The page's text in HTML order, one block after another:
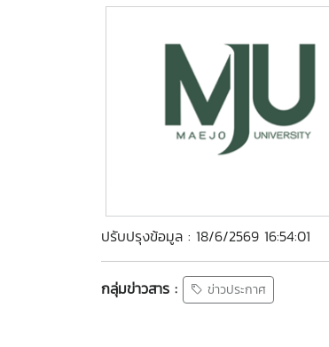
ปรับปรุงข้อมูล : 18/6/2569 16:54:01
กลุ่มข่าวสาร : ข่าวประกาศ